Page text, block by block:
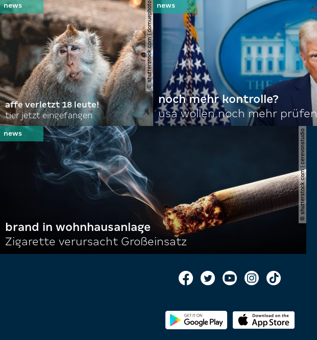
© shutterstock.com | domuephoto
affe verletzt 18 leute!
tier jetzt eingefangen
noch mehr kontrolle?
usa wollen noch mehr prüfen
© shutterstock.com | cerevonstudio
brand in wohnhausanlage
Zigarette verursacht Großeinsatz